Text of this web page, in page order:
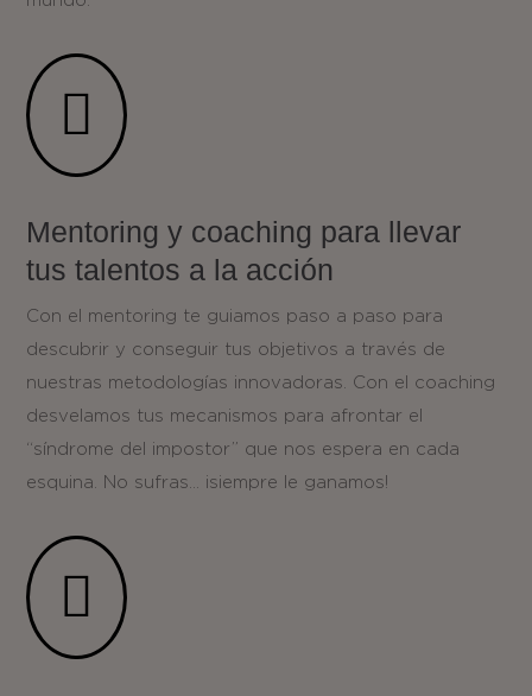

Mentoring y coaching para llevar
tus talentos a la acción
Con el mentoring te guiamos paso a paso para
descubrir y conseguir tus objetivos a través de
nuestras metodologías innovadoras. Con el coaching
desvelamos tus mecanismos para afrontar el
“síndrome del impostor” que nos espera en cada
esquina. No sufras… ¡siempre le ganamos!
